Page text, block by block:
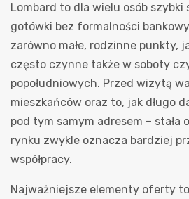
Lombard to dla wielu osób szybki
gotówki bez formalności
zarówno małe, rodzinne punkty,
często czynne także w soboty
popołudniowych. Przed wizytą
mieszkańców oraz to, jak długo
pod tym samym adresem – stała
rynku zwykle oznacza bardziej
współpracy.
Najważniejsze elementy oferty to